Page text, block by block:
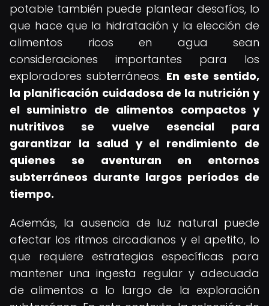
potable también puede plantear desafíos, lo
que hace que la hidratación y la elección de
alimentos ricos en agua sean
consideraciones importantes para los
exploradores subterráneos. En este sentido,
la planificación cuidadosa de la nutrición y
el suministro de alimentos compactos y
nutritivos se vuelve esencial para
garantizar la salud y el rendimiento de
quienes se aventuran en entornos
subterráneos durante largos períodos de
tiempo.
Además, la ausencia de luz natural puede
afectar los ritmos circadianos y el apetito, lo
que requiere estrategias específicas para
mantener una ingesta regular y adecuada
de alimentos a lo largo de la exploración